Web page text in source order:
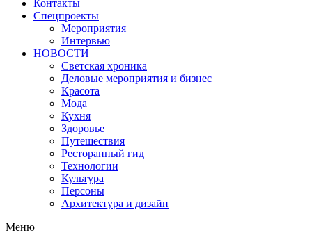
Контакты
Спецпроекты
Мероприятия
Интервью
НОВОСТИ
Светская хроника
Деловые мероприятия и бизнес
Красота
Мода
Кухня
Здоровье
Путешествия
Ресторанный гид
Технологии
Культура
Персоны
Архитектура и дизайн
Меню